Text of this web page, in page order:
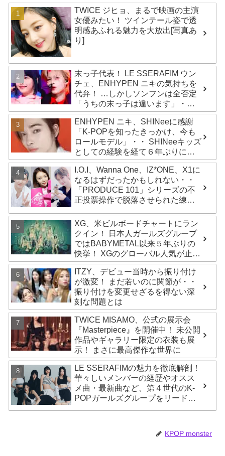
TWICE ジヒョ、まるで映画の主演
女優みたい！ ツインテール姿で透
明感あふれる魅力を大放出[写真あ
り]
末っ子代表！ LE SSERAFIM ウン
チェ、ENHYPEN ニキの気持ちを
代弁！ …しかしソンフンは全否定
「うちの末っ子は違います」・・
かわいすぎる２人の会話に爆笑
ENHYPEN ニキ、SHINeeに感謝
「K-POPを知ったきっかけ、今も
ロールモデル」・・ SHINeeキッズ
としての経験を経て６年ぶりに東
京ドームに帰還した感想は？
I.O.I、Wanna One、IZ*ONE、X1に
なるはずだったかもしれない・・
「PRODUCE 101」シリーズの不
正投票操作で脱落させられた練習
XG、米ビルボードチャートにラン
クイン！ 日本人ガールズグループ
ではBABYMETAL以来５年ぶりの
快挙！ XGのグローバル人気が止ま
らない…「コーチェラ2025」にも
日本人唯一の出演
ITZY、デビュー当時から振り付け
が激変！ まだ若いのに関節が・・
振り付けを変更せざるを得ない深
刻な問題とは
TWICE MISAMO、公式の展示会
『Masterpiece』を開催中！ 未公開
作品やギャラリー限定の衣装も展
示！ まさに最高傑作な世界に
LE SSERAFIMの魅力を徹底解剖！
華々しいメンバーの経歴やオスス
メ曲・最新曲など、第４世代のK-
POPガールズグループをリードす
KPOP monster